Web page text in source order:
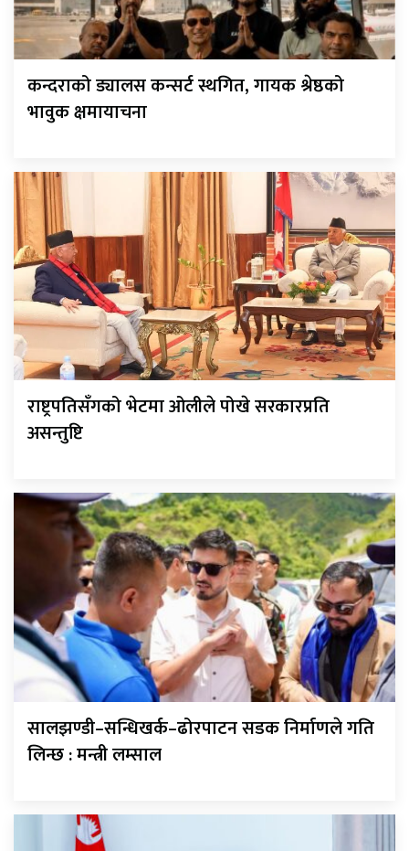
कन्दराको ड्यालस कन्सर्ट स्थगित, गायक श्रेष्ठको
भावुक क्षमायाचना
राष्ट्रपतिसँगको भेटमा ओलीले पोखे सरकारप्रति
असन्तुष्टि
सालझण्डी–सन्धिखर्क–ढोरपाटन सडक निर्माणले गति
लिन्छ : मन्त्री लम्साल